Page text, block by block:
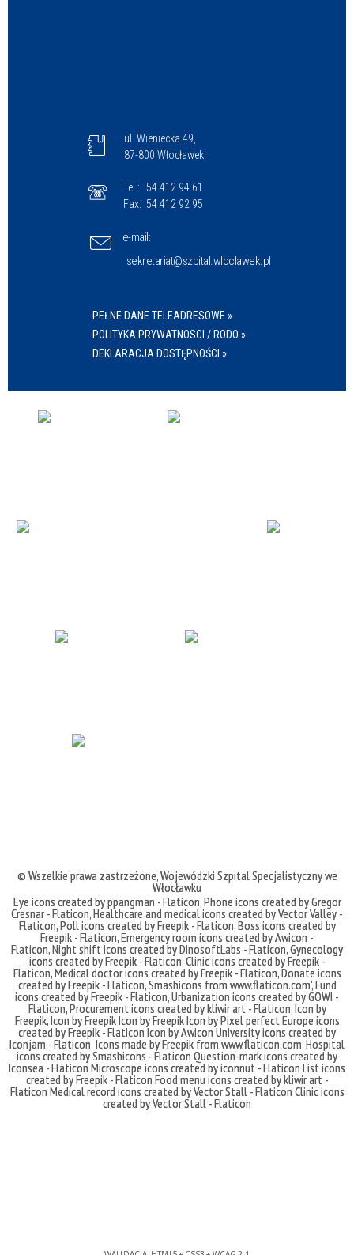
ul. Wieniecka 49,
87-800 Włocławek
Tel.: 54 412 94 61
Fax: 54 412 92 95
e-mail:
sekretariat@szpital.wloclawek.pl
PEŁNE DANE TELEADRESOWE »
POLITYKA PRYWATNOSCI / RODO »
DEKLARACJA DOSTĘPNOŚCI »
© Wszelkie prawa zastrzeżone,Wojewódzki Szpital Specjalistyczny we
Włocławku
Eye icons created by ppangman - Flaticon,Phone icons created by Gregor
Cresnar - Flaticon,Healthcare and medical icons created by Vector Valley -
Flaticon,Poll icons created by Freepik - Flaticon,Boss icons created by
Freepik - Flaticon,Emergency room icons created by Awicon -
Flaticon,Night shift icons created by DinosoftLabs - Flaticon,Gynecology
icons created by Freepik - Flaticon,Clinic icons created by Freepik -
Flaticon,Medical doctor icons created by Freepik - Flaticon,Donate icons
created by Freepik - Flaticon,Smashicons from www.flaticon.com',Fund
icons created by Freepik - Flaticon,Urbanization icons created by GOWI -
Flaticon,Procurement icons created by kliwir art - Flaticon,Icon by
Freepik,Icon by FreepikIcon by FreepikIcon by Pixel perfectEurope icons
created by Freepik - Flaticon Icon by Awicon University icons created by
Iconjam - Flaticon Icons made byFreepik from www.flaticon.com'Hospital
icons created by Smashicons - Flaticon Question-mark icons created by
Iconsea - Flaticon Microscope icons created by iconnut - Flaticon List icons
created by Freepik - Flaticon Food menu icons created by kliwir art -
Flaticon Medical record icons created by Vector Stall - Flaticon Clinic icons
created by Vector Stall - Flaticon